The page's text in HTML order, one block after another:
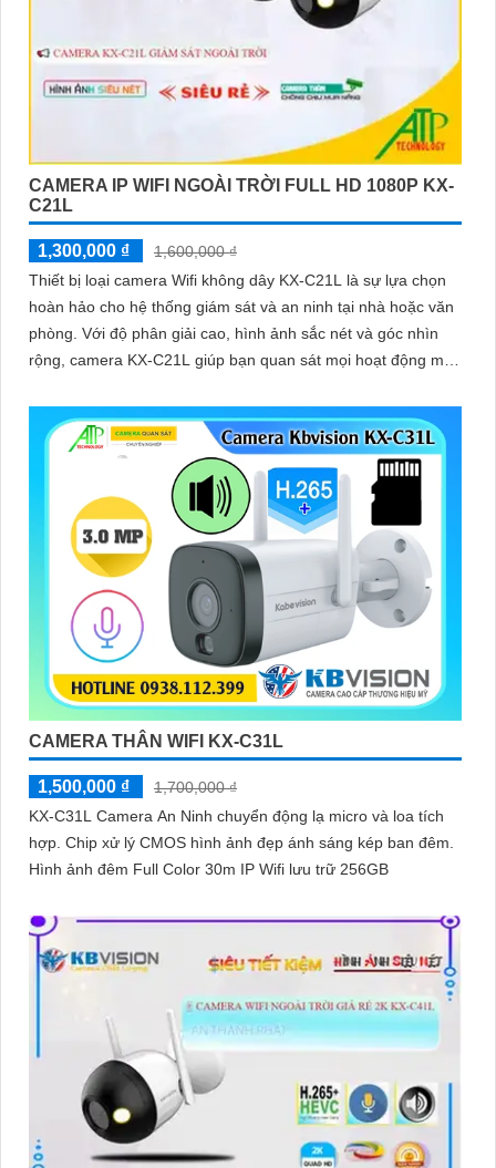
CAMERA IP WIFI NGOÀI TRỜI FULL HD 1080P KX-
C21L
1,300,000 ₫
1,600,000 ₫
Thiết bị loại camera Wifi không dây KX-C21L là sự lựa chọn
hoàn hảo cho hệ thống giám sát và an ninh tại nhà hoặc văn
phòng. Với độ phân giải cao, hình ảnh sắc nét và góc nhìn
rộng, camera KX-C21L giúp bạn quan sát mọi hoạt động một
CAMERA THÂN WIFI KX-C31L
1,500,000 ₫
1,700,000 ₫
KX-C31L Camera An Ninh chuyển động lạ micro và loa tích
hợp. Chip xử lý CMOS hình ảnh đẹp ánh sáng kép ban đêm.
Hình ảnh đêm Full Color 30m IP Wifi lưu trữ 256GB